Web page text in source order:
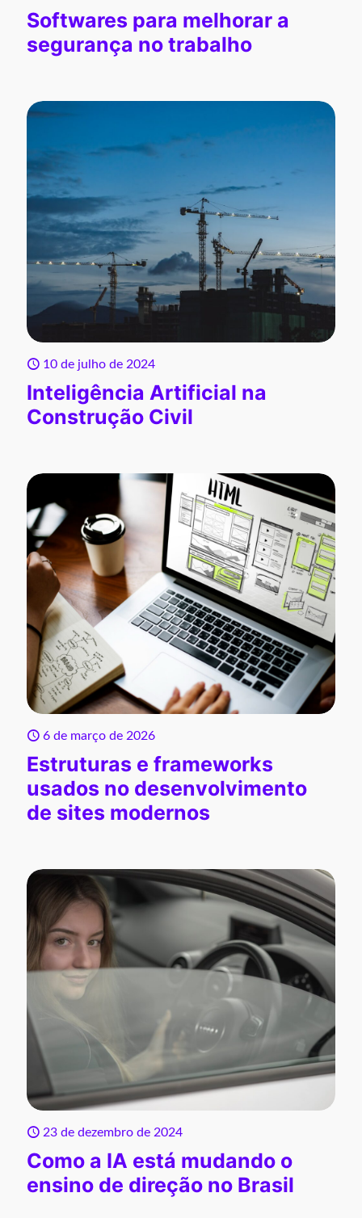
Softwares para melhorar a
segurança no trabalho
10 de julho de 2024
Inteligência Artificial na
Construção Civil
6 de março de 2026
Estruturas e frameworks
usados no desenvolvimento
de sites modernos
23 de dezembro de 2024
Como a IA está mudando o
ensino de direção no Brasil